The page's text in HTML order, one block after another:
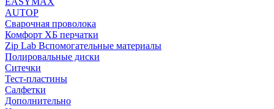
AUTOP
Сварочная проволока
Комфорт ХБ перчатки
Zip Lab Вспомогательные материалы
Полировальные диски
Ситечки
Тест-пластины
Салфетки
Дополнительно